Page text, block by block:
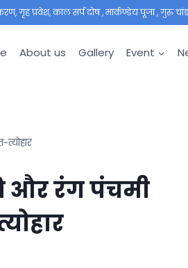
गृह प्रवेश, काल सर्प दोष , मार्कण्डेय पूजा , गुरु
About us Gallery Event
और रंग पंचमी